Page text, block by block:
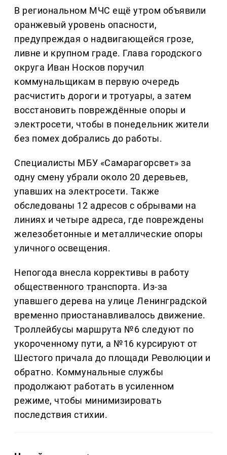
В региональном МЧС ещё утром объявили
оранжевый уровень опасности,
предупреждая о надвигающейся грозе,
ливне и крупном граде. Глава городского
округа Иван Носков поручил
коммунальщикам в первую очередь
расчистить дороги и тротуары, а затем
восстановить повреждённые опоры и
электросети, чтобы в понедельник жители
без помех добрались до работы.
Специалисты МБУ «Самарагорсвет» за
одну смену убрали около 20 деревьев,
упавших на электросети. Также
обследованы 12 адресов с обрывами на
линиях и четыре адреса, где повреждены
железобетонные и металлические опоры
уличного освещения.
Непогода внесла коррективы в работу
общественного транспорта. Из-за
упавшего дерева на улице Ленинградской
временно приостанавливалось движение.
Троллейбусы маршрута №6 следуют по
укороченному пути, а №16 курсируют от
Шестого причала до площади Революции и
обратно. Коммунальные службы
продолжают работать в усиленном
режиме, чтобы минимизировать
последствия стихии.